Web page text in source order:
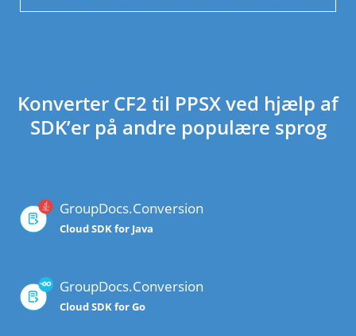
Konverter CF2 til PPSX ved hjælp af
SDK’er på andre populære sprog
GroupDocs.Conversion
Cloud SDK for Java
GroupDocs.Conversion
Cloud SDK for Go